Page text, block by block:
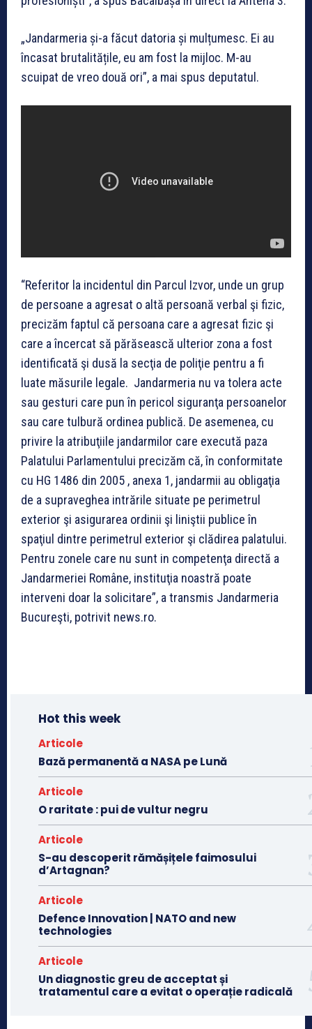
„Jandarmeria și-a făcut datoria și mulțumesc. Ei au
încasat brutalitățile, eu am fost la mijloc. M-au
scuipat de vreo două ori”, a mai spus deputatul.
“Referitor la incidentul din Parcul Izvor, unde un grup
de persoane a agresat o altă persoană verbal şi fizic,
precizăm faptul că persoana care a agresat fizic şi
care a încercat să părăsească ulterior zona a fost
identificată şi dusă la secţia de poliţie pentru a fi
luate măsurile legale. Jandarmeria nu va tolera acte
sau gesturi care pun în pericol siguranţa persoanelor
sau care tulbură ordinea publică. De asemenea, cu
privire la atribuţiile jandarmilor care execută paza
Palatului Parlamentului precizăm că, în conformitate
cu HG 1486 din 2005 , anexa 1, jandarmii au obligaţia
de a supraveghea intrările situate pe perimetrul
exterior şi asigurarea ordinii şi liniştii publice în
spaţiul dintre perimetrul exterior şi clădirea palatului.
Pentru zonele care nu sunt in competenţa directă a
Jandarmeriei Române, instituţia noastră poate
interveni doar la solicitare”, a transmis Jandarmeria
Bucureşti, potrivit news.ro.
Hot this week
Articole
Bază permanentă a NASA pe Lună
Articole
O raritate : pui de vultur negru
Articole
S-au descoperit rămășițele faimosului
d’Artagnan?
Articole
Defence Innovation | NATO and new
technologies
Articole
Un diagnostic greu de acceptat și
tratamentul care a evitat o operație radicală